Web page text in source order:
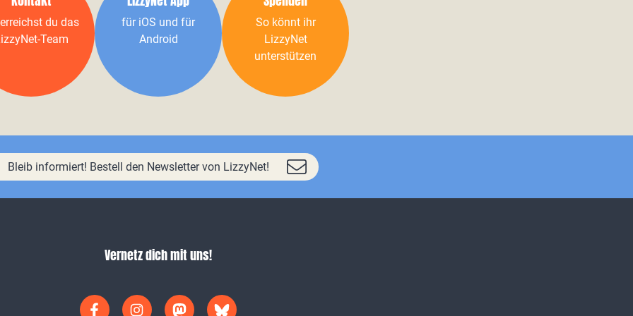
du das
Team
für iOS und für
Android
So könnt ihr
LizzyNet
unterstützen
Bleib informiert! Bestell den Newsletter von LizzyNet!
Vernetz dich mit uns!